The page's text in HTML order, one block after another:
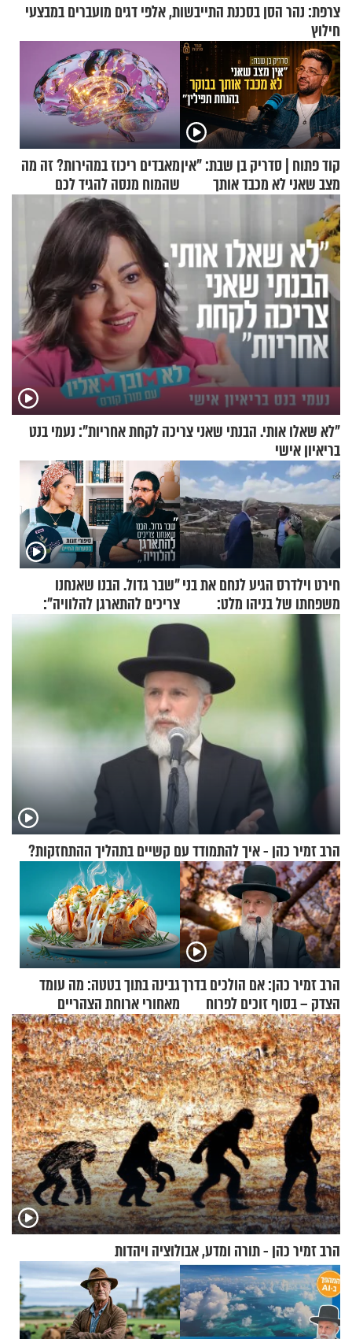
צרפת: נהר הסן בסכנת התייבשות, אלפי דגים מועברים במבצעי
חילוץ
קוד פתוח | סדריק בן שבת: "אין
מצב שאני לא מכבד אותך
בבוקר בהנחת תפילין"
מאבדים ריכוז במהירות? זה מה
שהמוח מנסה להגיד לכם
"לא שאלו אותי. הבנתי שאני צריכה לקחת אחריות": נעמי בנט
בריאיון אישי
חירט וילדרס הגיע לנחם את בני
משפחתו של בניהו מלט:
"מיליונים באירופה תומכים
בכם"
"שבר גדול. הבנו שאנחנו
צריכים להתארגן להלוויה":
זוגיות במבחן, הפעם עם מרים
וגד דנינו
הרב זמיר כהן - איך להתמודד עם קשיים בתהליך ההתחזקות?
הרב זמיר כהן: אם הולכים בדרך
הצדק – בסוף זוכים לפרוח
גבינה בתוך בטטה: מה עומד
מאחורי ארוחת הצהריים
שכבשה את הרשת?
הרב זמיר כהן - תורה ומדע, אבולוציה ויהדות